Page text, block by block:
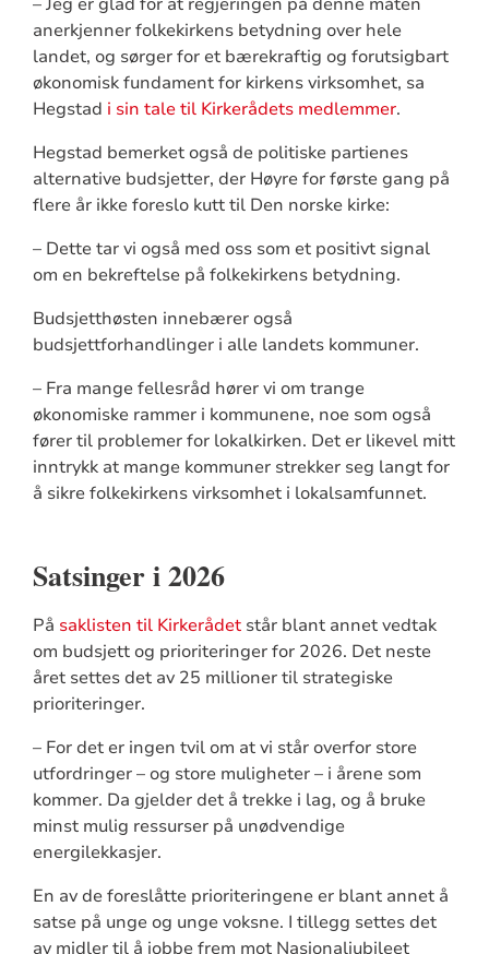
anerkjenner folkekirkens betydning over hele
landet, og sørger for et bærekraftig og forutsigbart
økonomisk fundament for kirkens virksomhet, sa
Hegstad i sin tale til Kirkerådets medlemmer.
Hegstad bemerket også de politiske partienes
alternative budsjetter, der Høyre for første gang på
flere år ikke foreslo kutt til Den norske kirke:
– Dette tar vi også med oss som et positivt signal
om en bekreftelse på folkekirkens betydning.
Budsjetthøsten innebærer også
budsjettforhandlinger i alle landets kommuner.
– Fra mange fellesråd hører vi om trange
økonomiske rammer i kommunene, noe som også
fører til problemer for lokalkirken. Det er likevel mitt
inntrykk at mange kommuner strekker seg langt for
å sikre folkekirkens virksomhet i lokalsamfunnet.
Satsinger i 2026
På saklisten til Kirkerådetstår blant annet vedtak
om budsjett og prioriteringer for 2026. Det neste
året settes det av 25 millioner til strategiske
prioriteringer.
– For det er ingen tvil om at vi står overfor store
utfordringer – og store muligheter – i årene som
kommer. Da gjelder det å trekke i lag, og å bruke
minst mulig ressurser på unødvendige
energilekkasjer.
En av de foreslåtte prioriteringene er blant annet å
satse på unge og unge voksne. I tillegg settes det
av midler til å jobbe frem mot Nasjonaljubileet